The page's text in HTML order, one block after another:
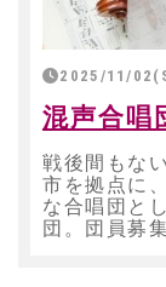
2025/11/
混声合唱
戦後間もな
市を拠点に
な合唱団と
団。団員募